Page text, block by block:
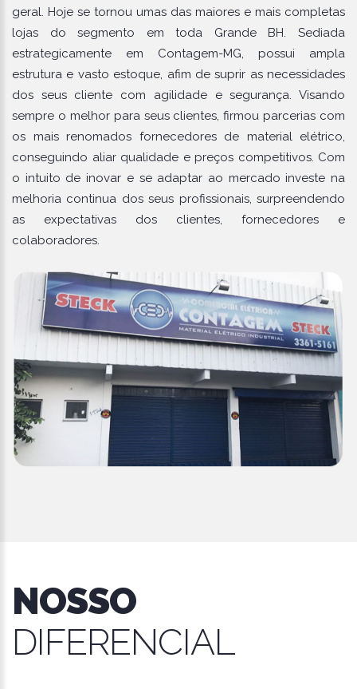
geral. Hoje se tornou umas das maiores e mais completas
lojas do segmento em toda Grande BH. Sediada
estrategicamente em Contagem-MG, possui ampla
estrutura e vasto estoque, afim de suprir as necessidades
dos seus cliente com agilidade e segurança. Visando
sempre o melhor para seus clientes, firmou parcerias com
os mais renomados fornecedores de material elétrico,
conseguindo aliar qualidade e preços competitivos. Com
o intuito de inovar e se adaptar ao mercado investe na
melhoria continua dos seus profissionais, surpreendendo
as expectativas dos clientes, fornecedores e
colaboradores.
NOSSO
DIFERENCIAL